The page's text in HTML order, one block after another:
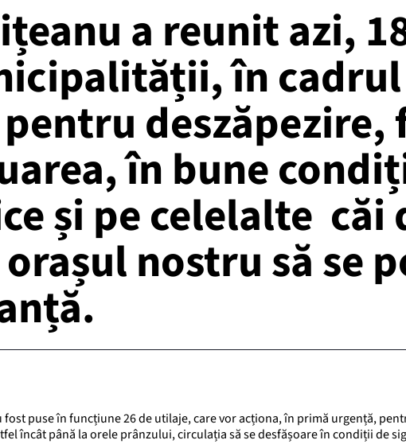
a reunit azi,
în cadrul
deszăpezire,
în bune
și pe celelalte căi
nostru să se
puse în funcțiune 26 de utilaje, care vor acționa, în primă urgență,
încât până la orele prânzului, circulația să se desfășoare în condiții de